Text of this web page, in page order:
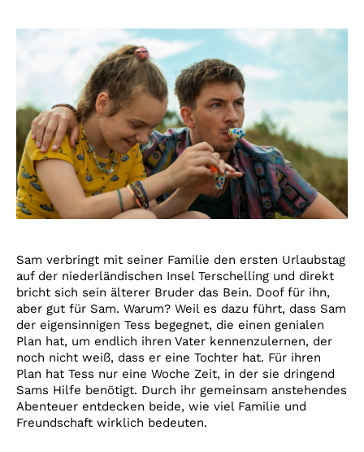
Sam verbringt mit seiner Familie den ersten Urlaubstag
auf der niederländischen Insel Terschelling und direkt
bricht sich sein älterer Bruder das Bein. Doof für ihn,
aber gut für Sam. Warum? Weil es dazu führt, dass Sam
der eigensinnigen Tess begegnet, die einen genialen
Plan hat, um endlich ihren Vater kennenzulernen, der
noch nicht weiß, dass er eine Tochter hat. Für ihren
Plan hat Tess nur eine Woche Zeit, in der sie dringend
Sams Hilfe benötigt. Durch ihr gemeinsam anstehendes
Abenteuer entdecken beide, wie viel Familie und
Freundschaft wirklich bedeuten.